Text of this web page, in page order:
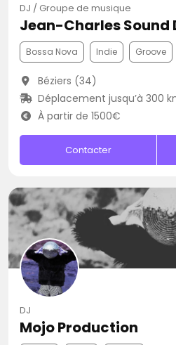
DJ / Groupe de musique
Jean-Charles Sound
Bossa Nova Indie Groove
Béziers (34)
Déplacement jusqu’à 300
À partir de 1500€
Contacter
DJ
Mojo Production